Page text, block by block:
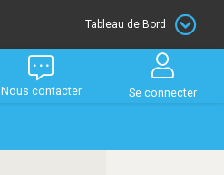
Tableau de Bord
Nous contacter Se connecter